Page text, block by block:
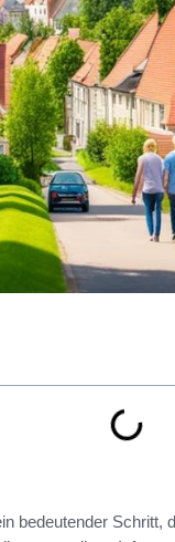
bedeutender Schritt,